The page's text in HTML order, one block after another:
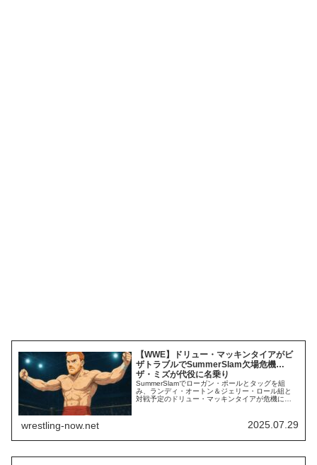
【WWE】ドリュー・マッキンタイアがビ
ザトラブルでSummerSlam欠場危機…
ザ・ミズが代役に名乗り
SummerSlamでローガン・ポールとタッグを組
み、ランディ・オートン＆ジェリー・ロール組と
対戦予定のドリュー・マッキンタイアが危機に瀕
ない状態が続いています。スコットランド出身の
彼はアメリカ・ナッシュビルで暮らしています
wrestling-now.net 2025.07.29